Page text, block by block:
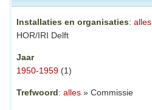
Installaties en organisaties: alles
HOR/IRI Delft
Jaar
1950-1959 (1)
Trefwoord: alles » Commissie